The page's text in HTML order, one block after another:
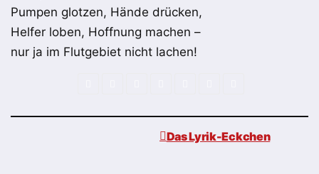
Pumpen glotzen, Hände drücken,
Helfer loben, Hoffnung machen –
nur ja im Flutgebiet nicht lachen!
Das Lyrik-Eckchen